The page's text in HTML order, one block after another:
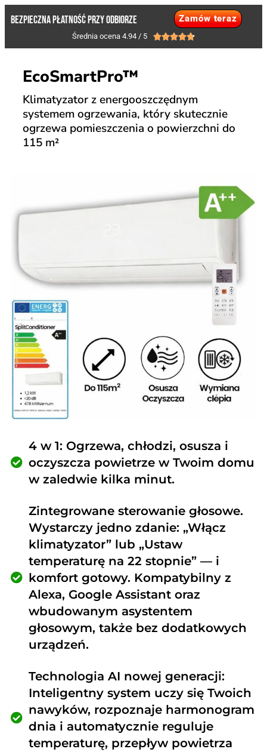
BEZPIECZNA PŁATNOŚĆ PRZY ODBIORZE Zamów teraz
Średnia ocena 4.94 / 5 
EcoSmartPro™
Klimatyzator z energooszczędnym
systemem ogrzewania, który skutecznie
ogrzewa pomieszczenia o powierzchni do
115 m²
4 w 1: Ogrzewa, chłodzi, osusza i
oczyszcza powietrze w Twoim domu
w zaledwie kilka minut.
Zintegrowane sterowanie głosowe.
Wystarczy jedno zdanie: „Włącz
klimatyzator” lub „Ustaw
temperaturę na 22 stopnie” — i
komfort gotowy. Kompatybilny z
Alexa, Google Assistant oraz
wbudowanym asystentem
głosowym, także bez dodatkowych
urządzeń.
Technologia AI nowej generacji:
Inteligentny system uczy się Twoich
nawyków, rozpoznaje harmonogram
dnia i automatycznie reguluje
temperaturę, przepływ powietrza